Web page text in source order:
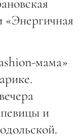
«Энергичная
мама»
и